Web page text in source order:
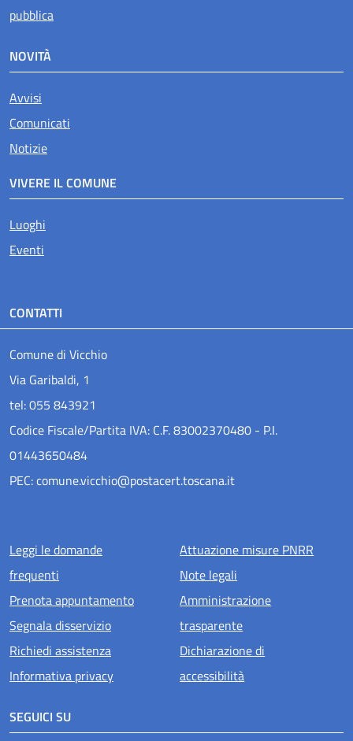
pubblica
NOVITÀ
Avvisi
Comunicati
Notizie
VIVERE IL COMUNE
Luoghi
Eventi
CONTATTI
Comune di Vicchio
Via Garibaldi, 1
tel: 055 843921
Codice Fiscale/Partita IVA: C.F. 83002370480 - P.I.
01443650484
PEC: comune.vicchio@postacert.toscana.it
Menu piè di pagina
Leggi le domande
frequenti
Prenota appuntamento
Segnala disservizio
Richiedi assistenza
Informativa privacy
Attuazione misure PNRR
Note legali
Amministrazione
trasparente
Dichiarazione di
accessibilità
SEGUICI SU